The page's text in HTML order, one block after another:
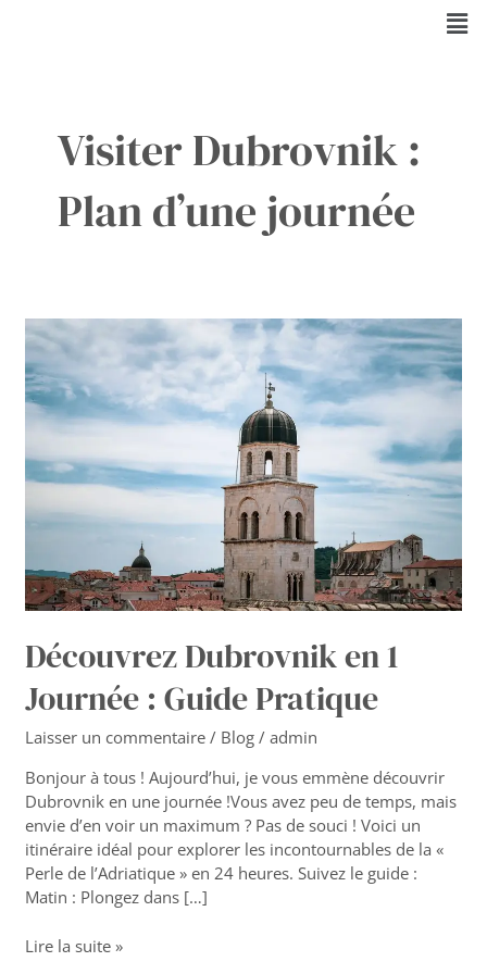
Visiter Dubrovnik :
Plan d’une journée
Découvrez Dubrovnik en 1
Journée : Guide Pratique
Laisser un commentaire / Blog /admin
Bonjour à tous ! Aujourd’hui, je vous emmène découvrir
Dubrovnik en une journée !Vous avez peu de temps, mais
envie d’en voir un maximum ? Pas de souci ! Voici un
itinéraire idéal pour explorer les incontournables de la «
Perle de l’Adriatique » en 24 heures. Suivez le guide :
Matin : Plongez dans […]
Découvrez
Dubrovnik
en
1
Journée
Guide
Lire la suite »